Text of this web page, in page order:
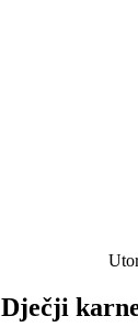
Dječji